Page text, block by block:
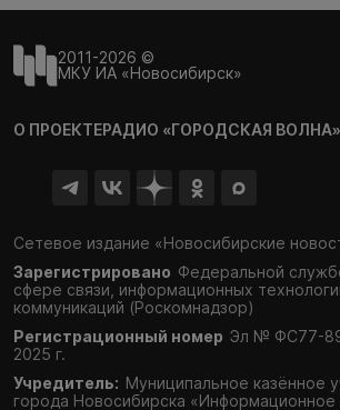
2011-2026 ©
МКУ ИА «Новосибирск»
О ПРОЕКТЕРАДИО «ГОРОДСКАЯ ВОЛНА»
Сетевое издание «Новосибирские
Зарегистрировано Федеральной
сфере связи, информационных
коммуникаций (Роскомнадзор)
Регистрационный номер Эл № ФС77-
2025 г.
Учредитель: Муниципальное казённое
города Новосибирска «Информационное